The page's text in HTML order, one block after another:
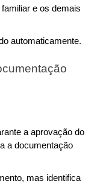
e os demais
automaticamente.
a aprovação do
a documentação
mas identifica